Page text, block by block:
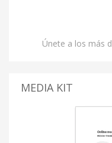
Únete a los más
MEDIA KIT